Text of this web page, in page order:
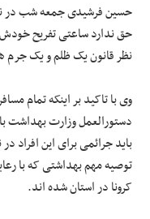
حسین فرشیدی جمعه شب در
حق ندارد ساعتی تفریح
نظر قانون یک ظلم و یک
وی با تاکید بر اینکه تمام
باید جرائمی برای این افراد
توصیه مهم بهداشتی که با
کرونا در استان شده اند.